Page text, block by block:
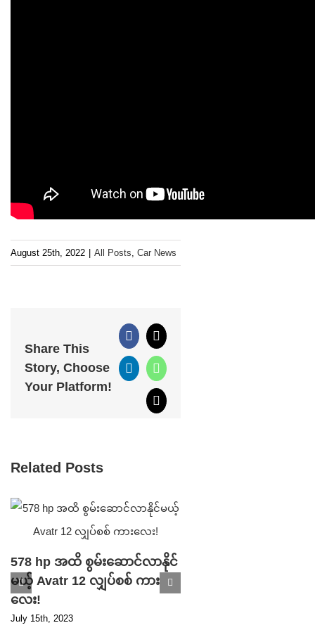
August 25th, 2022 All Posts, Car News
Share This
Story, Choose
Your Platform!
Facebook
X
LinkedInWhatsApp
Email
Related Posts
578 hp အထိ စွမ်းဆောင်လာနိုင်
မယ့် Avatr 12 လျှပ်စစ် ကား
လေး!
July 15th, 2023